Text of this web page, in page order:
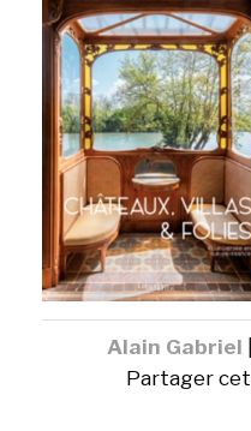
Alain Gabriel
Partager